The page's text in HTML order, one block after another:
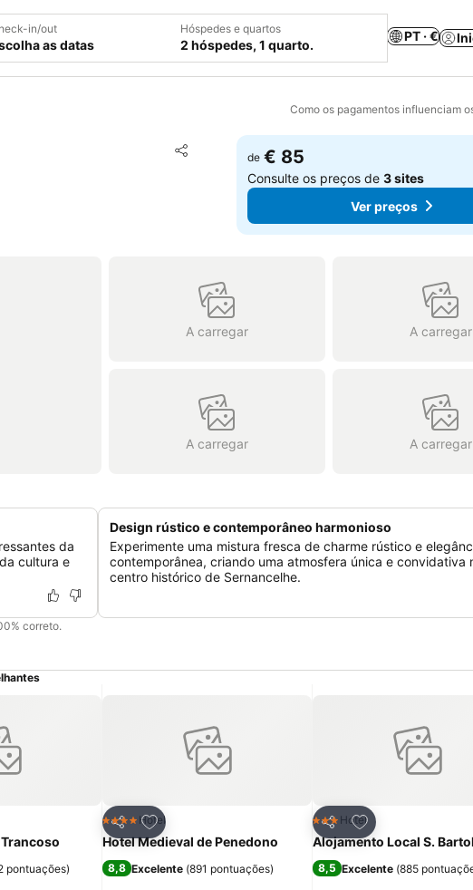
in/out
as datas
Hóspedes e quartos
2 hóspedes, 1 quarto.
PT · €
Como os pagamentos influenciam
Partilhar
Adicionar aos favoritos
de € 85
Consulte os preços de3 sites
Ver preços
A carregar A carregar
A carregar A carregar
da
cultura e
Design rústico e contemporâneo harmonioso
Experimente uma mistura fresca de charme rústico e
contemporânea, criando uma atmosfera única e convidativa
centro histórico de Sernancelhe.
correto.
favoritos
pontuações)
Partilhar
Adicionar aos favoritos
4 EstrelasHotel
Hotel Medieval de Penedono
8,8 Excelente (891 pontuações)
Partilhar
Adicionar aos
3 Estrelas
Hotel
Alojamento Local S.
8,5 Excelente (885